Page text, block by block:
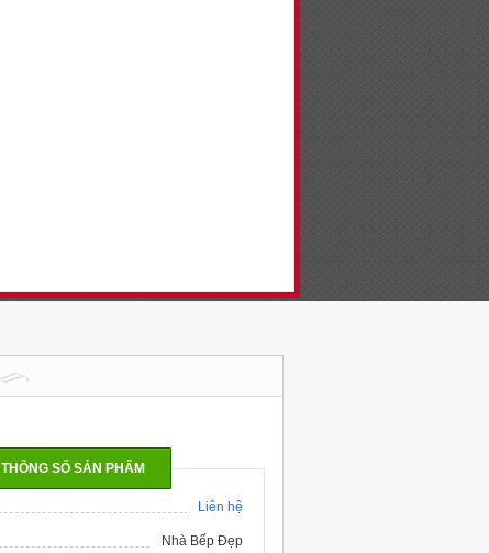
THÔNG SỐ SẢN PHẨM
Liên hệ
Nhà Bếp Đẹp